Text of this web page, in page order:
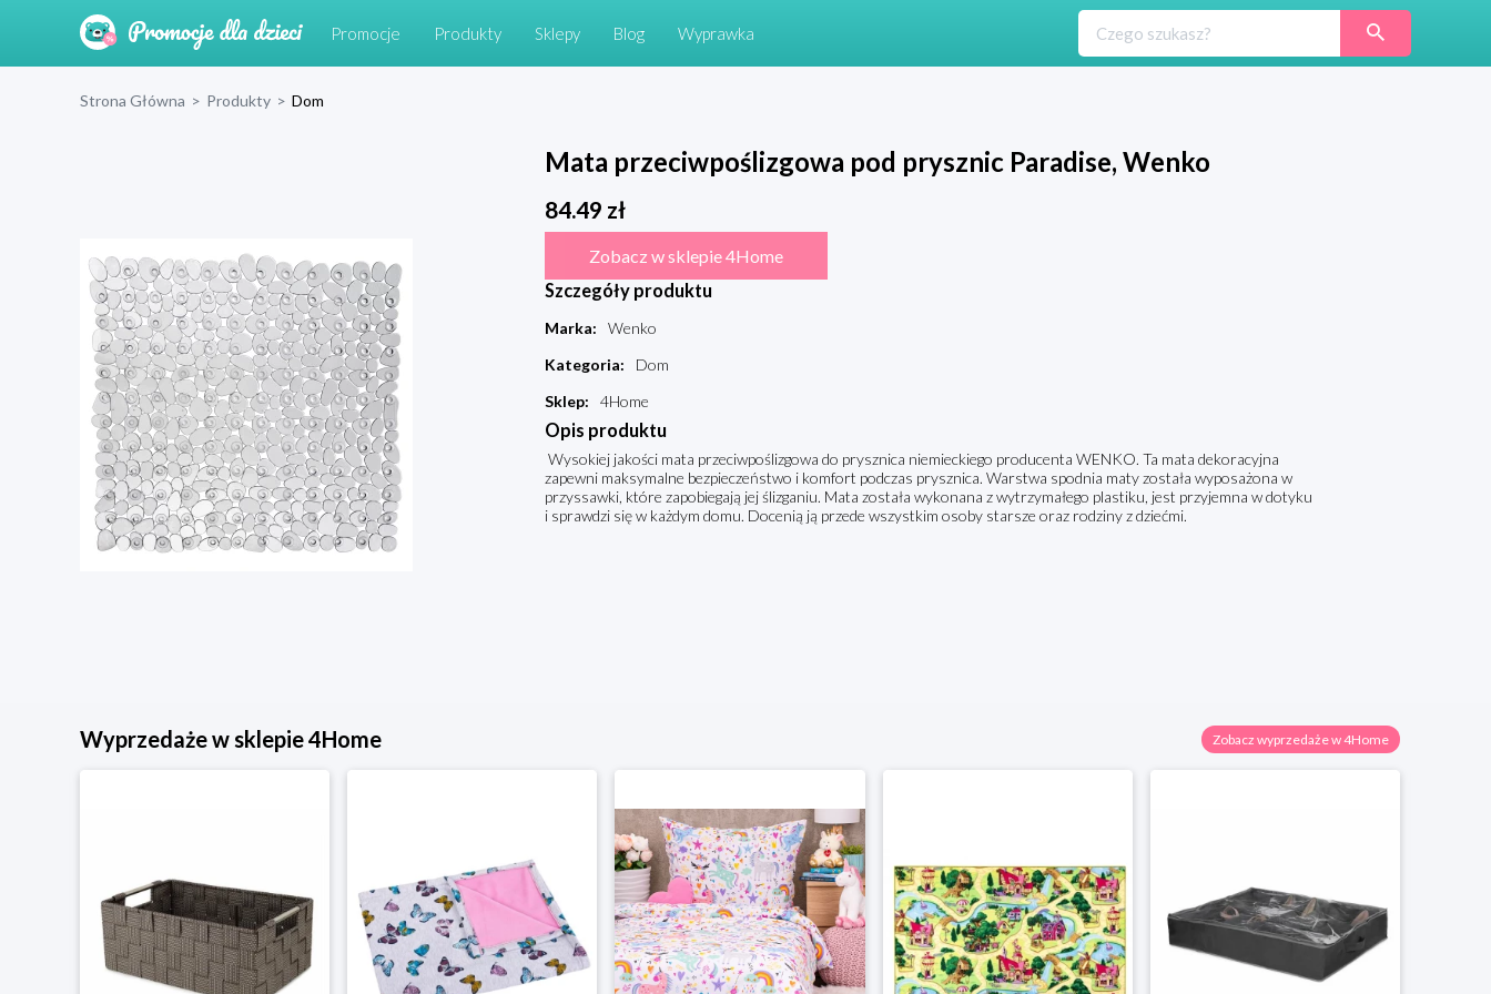
Promocje Produkty Sklepy Blog Wyprawka
Strona Główna > Produkty > Dom
Mata przeciwpoślizgowa pod prysznic Paradise, Wenko
84.49 zł
Zobacz w sklepie 4Home
Szczegóły produktu
Marka:
Wenko
Kategoria:
Dom
Sklep: 4Home
Opis produktu
Wysokiej jakości mata przeciwpoślizgowa do prysznica niemieckiego producenta WENKO. Ta mata dekoracyjna
zapewni maksymalne bezpieczeństwo i komfort podczas prysznica. Warstwa spodnia maty została wyposażona w
przyssawki, które zapobiegają jej ślizganiu. Mata została wykonana z wytrzymałego plastiku, jest przyjemna w dotyku
i sprawdzi się w każdym domu. Docenią ją przede wszystkim osoby starsze oraz rodziny z dziećmi.
Wyprzedaże w sklepie 4Home Zobacz wyprzedaże w 4Home